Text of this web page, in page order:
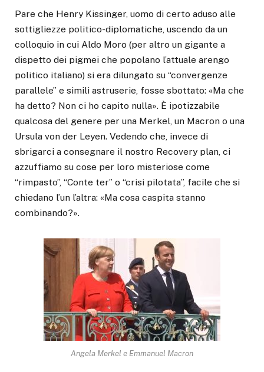
Pare che Henry Kissinger, uomo di certo aduso alle
sottigliezze politico-diplomatiche, uscendo da un
colloquio in cui Aldo Moro (per altro un gigante a
dispetto dei pigmei che popolano l’attuale arengo
politico italiano) si era dilungato su “convergenze
parallele” e simili astruserie, fosse sbottato: «Ma che
ha detto? Non ci ho capito nulla». È ipotizzabile
qualcosa del genere per una Merkel, un Macron o una
Ursula von der Leyen. Vedendo che, invece di
sbrigarci a consegnare il nostro Recovery plan, ci
azzuffiamo su cose per loro misteriose come
“rimpasto”, “Conte ter” o “crisi pilotata”, facile che si
chiedano l’un l’altra: «Ma cosa caspita stanno
combinando?».
Angela Merkel e Emmanuel Macron